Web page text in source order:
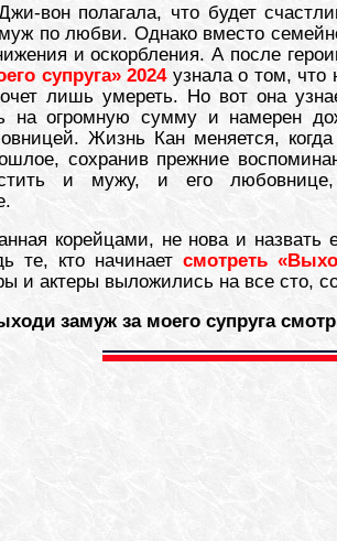
вон полагала, что будет
по любви. Однако вместо
и оскорбления. А после
супруга» 2024узнала о том, что
лишь умереть. Но вот она
на огромную сумму и намерен
Жизнь Кан меняется,
сохранив прежние
и мужу, и его
корейцами, не нова и
те, кто начинает смотреть
и актеры выложились на все сто,
замуж за моего супруга